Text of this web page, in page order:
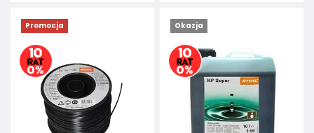
Promocja Okazja